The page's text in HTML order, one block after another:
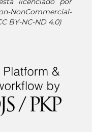
NonCommercial-
BY-NC-ND 4.0)